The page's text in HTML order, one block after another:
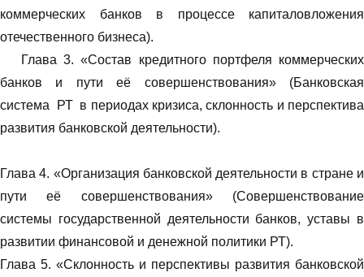
коммерческих банков в процессе капиталовложения
отечественного бизнеса).
Глава 3. «Состав кредитного портфеля коммерческих
банков и пути её совершенствования» (Банковская
система РТ в периодах кризиса, склонность и перспектива
развития банковской деятельности).
Глава 4. «Организация банковской деятельности в стране и
пути её совершенствования» (Совершенствование
системы государственной деятельности банков, уставы в
развитии финансовой и денежной политики РТ).
Глава 5. «Склонность и перспективы развития банковской